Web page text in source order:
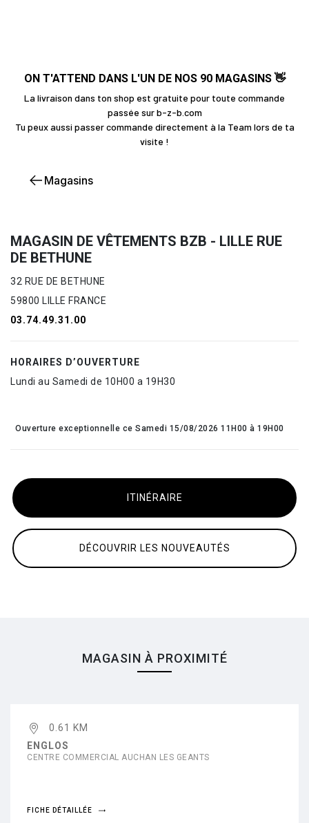
ON T'ATTEND DANS L'UN DE NOS 90 MAGASINS 👋
La livraison dans ton shop est gratuite pour toute commande
passée sur b-z-b.com
Tu peux aussi passer commande directement à la Team lors de ta
visite !
Magasins
MAGASIN DE VÊTEMENTS BZB - LILLE RUE
DE BETHUNE
32 RUE DE BETHUNE
59800 LILLE FRANCE
03.74.49.31.00
HORAIRES D’OUVERTURE
Lundi au Samedi de 10H00 a 19H30
Ouverture exceptionnelle ce Samedi 15/08/2026 11H00 à 19H00
DÉCOUVRIR LES NOUVEAUTÉS
ITINÉRAIRE
MAGASIN À PROXIMITÉ
0.61 KM
ENGLOS
CENTRE COMMERCIAL AUCHAN LES GEANTS
FICHE DÉTAILLÉE